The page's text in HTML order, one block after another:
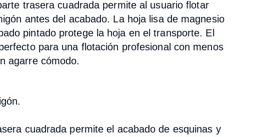
trasera cuadrada permite al usuario flotar
antes del acabado. La hoja lisa de magnesio
pintado protege la hoja en el transporte. El
para una flotación profesional con menos
agarre cómodo.
cuadrada permite el acabado de esquinas y